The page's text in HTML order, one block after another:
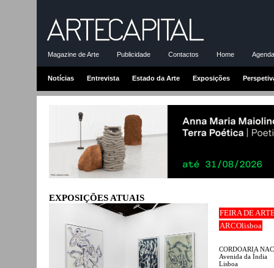
Magazine de Arte Publicidade Contactos Home
Notícias Entrevista Estado da Arte Exposições
EXPOSIÇÕES ATUAIS
FEIRA DE
ARCOlisboa
CORDOARIA
Avenida da Índia
Lisboa